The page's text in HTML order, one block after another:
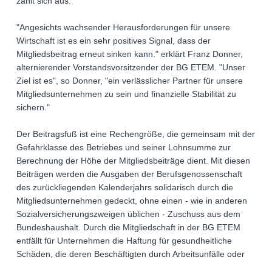
"Angesichts wachsender Herausforderungen für unsere
Wirtschaft ist es ein sehr positives Signal, dass der
Mitgliedsbeitrag erneut sinken kann." erklärt Franz Donner,
alternierender Vorstandsvorsitzender der BG ETEM. "Unser
Ziel ist es", so Donner, "ein verlässlicher Partner für unsere
Mitgliedsunternehmen zu sein und finanzielle Stabilität zu
sichern."
Der Beitragsfuß ist eine Rechengröße, die gemeinsam mit der
Gefahrklasse des Betriebes und seiner Lohnsumme zur
Berechnung der Höhe der Mitgliedsbeiträge dient. Mit diesen
Beiträgen werden die Ausgaben der Berufsgenossenschaft
des zurückliegenden Kalenderjahrs solidarisch durch die
Mitgliedsunternehmen gedeckt, ohne einen - wie in anderen
Sozialversicherungszweigen üblichen - Zuschuss aus dem
Bundeshaushalt. Durch die Mitgliedschaft in der BG ETEM
entfällt für Unternehmen die Haftung für gesundheitliche
Schäden, die deren Beschäftigten durch Arbeitsunfälle oder